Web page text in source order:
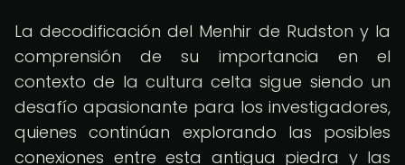
La decodificación del Menhir de Rudston y la
comprensión de su importancia en el
contexto de la cultura celta sigue siendo un
desafío apasionante para los investigadores,
quienes continúan explorando las posibles
conexiones entre esta antigua piedra y las